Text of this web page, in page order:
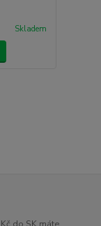
Skladem